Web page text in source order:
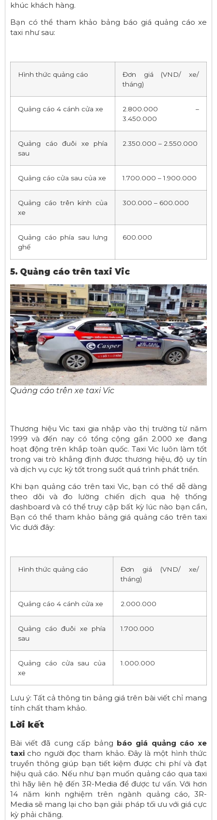
khúc khách hàng.
Bạn có thể tham khảo bảng báo giá quảng cáo xe
taxi như sau:
Hình thức quảng cáo
Đơn giá (VND/ xe/
tháng)
Quảng cáo 4 cánh cửa xe
2.800.000 –
3.450.000
Quảng cáo đuôi xe phía
sau
2.350.000 – 2.550.000
Quảng cáo cửa sau của xe 1.700.000 – 1.900.000
Quảng cáo trên kính của
xe
300.000 – 600.000
Quảng cáo phía sau lưng
ghế
600.000
5. Quảng cáo trên taxi Vic
Quảng cáo trên xe taxi Vic
Thương hiệu Vic taxi gia nhập vào thị trường từ năm
1999 và đến nay có tổng cộng gần 2.000 xe đang
hoạt động trên khắp toàn quốc. Taxi Vic luôn làm tốt
trong vai trò khẳng định được thương hiệu, độ uy tín
và dịch vụ cực kỳ tốt trong suốt quá trình phát triển.
Khi bạn quảng cáo trên taxi Vic, bạn có thể dễ dàng
theo dõi và đo lường chiến dịch qua hệ thống
dashboard và có thể truy cập bất kỳ lúc nào bạn cần,
Bạn có thể tham khảo bảng giá quảng cáo trên taxi
Vic dưới đây:
Hình thức quảng cáo
Đơn giá (VND/ xe/
tháng)
Quảng cáo 4 cánh cửa xe 2.000.000
Quảng cáo đuôi xe phía
sau
1.700.000
Quảng cáo cửa sau của
xe
1.000.000
Lưu ý: Tất cả thông tin bảng giá trên bài viết chỉ mang
tính chất tham khảo.
Lời kết
Bài viết đã cung cấp bảng báo giá quảng cáo xe
taxi cho người đọc tham khảo. Đây là một hình thức
truyền thông giúp bạn tiết kiệm được chi phí và đạt
hiệu quả cáo. Nếu như bạn muốn quảng cáo qua taxi
thì hãy liên hệ đến 3R-Media để được tư vấn. Với hơn
14 năm kinh nghiệm trên ngành quảng cáo, 3R-
Media sẽ mang lại cho bạn giải pháp tối ưu với giá cực
kỳ phải chăng.